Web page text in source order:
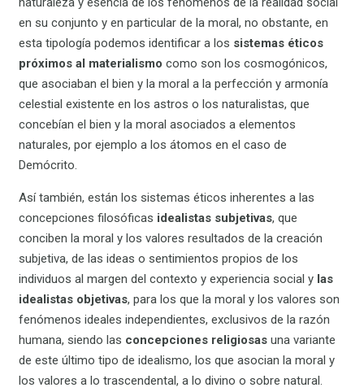
en su conjunto y en particular de la moral, no obstante, en
esta tipología podemos identificar a los sistemas éticos
próximos al materialismo como son los cosmogónicos,
que asociaban el bien y la moral a la perfección y armonía
celestial existente en los astros o los naturalistas, que
concebían el bien y la moral asociados a elementos
naturales, por ejemplo a los átomos en el caso de
Demócrito.
Así también, están los sistemas éticos inherentes a las
concepciones filosóficas idealistas subjetivas, que
conciben la moral y los valores resultados de la creación
subjetiva, de las ideas o sentimientos propios de los
individuos al margen del contexto y experiencia social y las
idealistas objetivas, para los que la moral y los valores son
fenómenos ideales independientes, exclusivos de la razón
humana, siendo las concepciones religiosas una variante
de este último tipo de idealismo, los que asocian la moral y
los valores a lo trascendental, a lo divino o sobre natural.